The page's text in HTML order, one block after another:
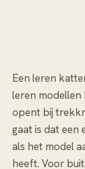
Een leren
leren modellen
opent bij
gaat is dat een
als het model
heeft. Voor